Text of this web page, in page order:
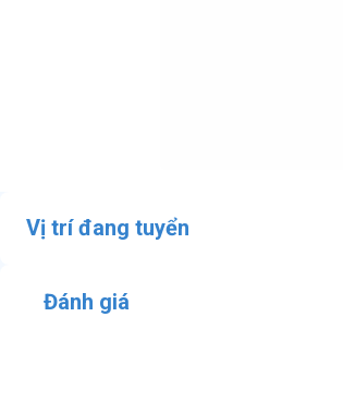
Vị trí đang tuyển
Đánh giá